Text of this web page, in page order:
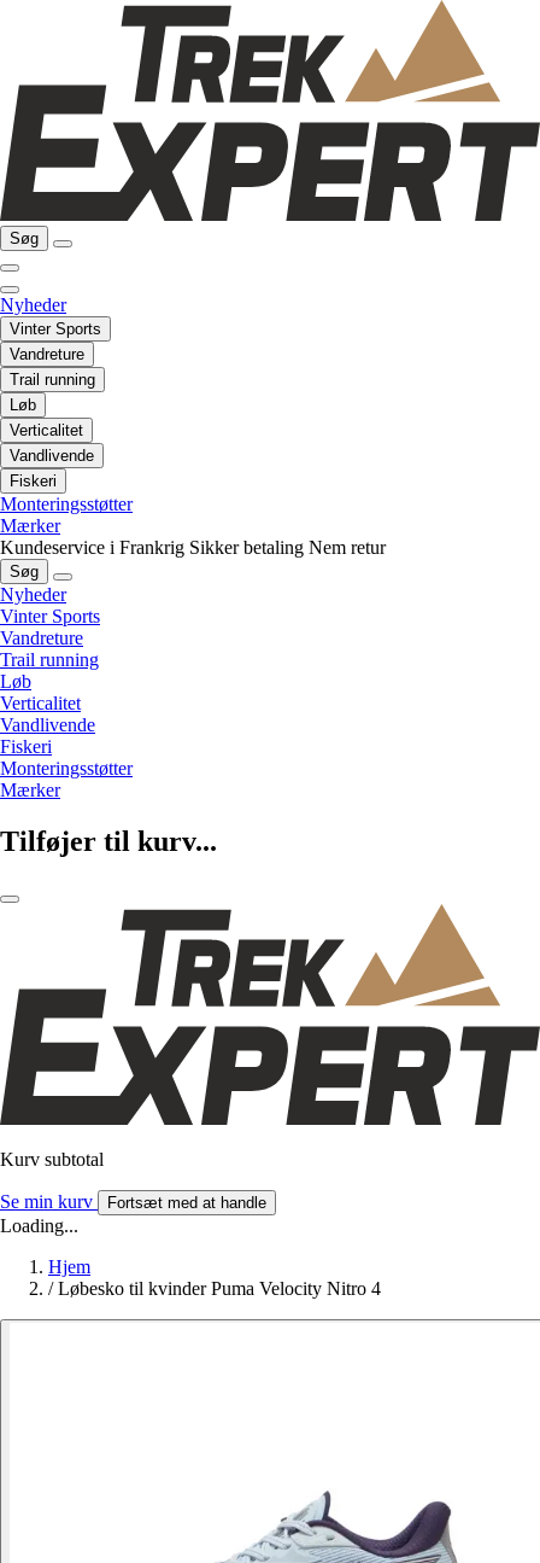
Søg
Nyheder
Vinter Sports
Vandreture
Trail running
Løb
Verticalitet
Vandlivende
Fiskeri
Monteringsstøtter
Mærker
Kundeservice i Frankrig Sikker betaling Nem retur
Søg
Nyheder
Vinter Sports
Vandreture
Trail running
Løb
Verticalitet
Vandlivende
Fiskeri
Monteringsstøtter
Mærker
Tilføjer til kurv...
Kurv subtotal
Se min kurv Fortsæt med at handle
Loading...
Hjem
/ Løbesko til kvinder Puma Velocity Nitro 4